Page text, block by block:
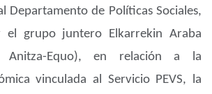
Departamento de Políticas Sociales,
el grupo juntero Elkarrekin Araba
Anitza-Equo), en relación a la
vinculada al Servicio PEVS, la